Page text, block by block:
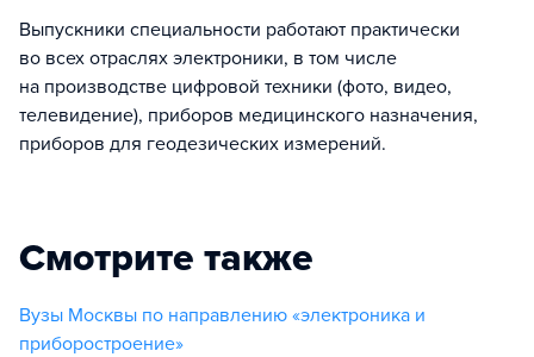
Выпускники специальности работают практически
во всех отраслях электроники, в том числе
на производстве цифровой техники (фото, видео,
телевидение), приборов медицинского назначения,
приборов для геодезических измерений.
Смотрите также
Вузы Москвы по направлению «электроника и
приборостроение»